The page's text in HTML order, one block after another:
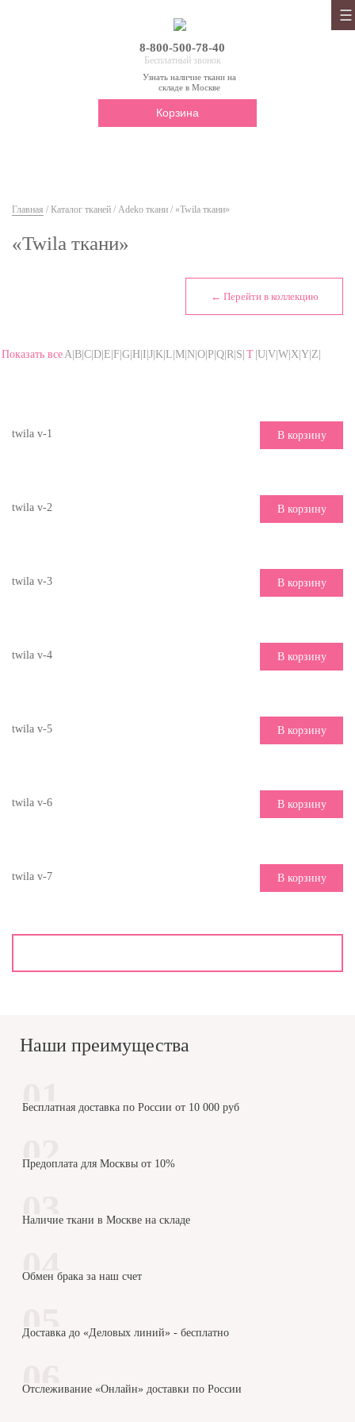
8-800-500-78-40
Бесплатный звонок
Узнать наличие ткани на
складе в Москве
Корзина
Главная / Каталог тканей / Adeko ткани / «Twila ткани»
«Twila ткани»
← Перейти в коллекцию
Показать всеA|B|C|D|E|F|G|H|I|J|K|L|M|N|O|P|Q|R|S| T |U|V|W|X|Y|Z|
twila v-1 В корзину
twila v-2 В корзину
twila v-3 В корзину
twila v-4 В корзину
twila v-5 В корзину
twila v-6 В корзину
twila v-7 В корзину
Наши преимущества
Бесплатная доставка по России от 10 000 руб
Предоплата для Москвы от 10%
Наличие ткани в Москве на складе
Обмен брака за наш счет
Доставка до «Деловых линий» - бесплатно
Отслеживание «Онлайн» доставки по России